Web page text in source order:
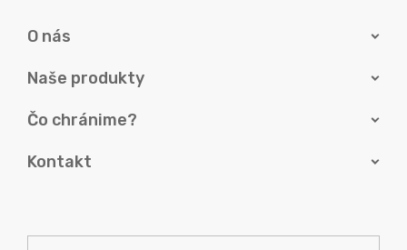
O nás
Naše produkty
Čo chránime?
Kontakt